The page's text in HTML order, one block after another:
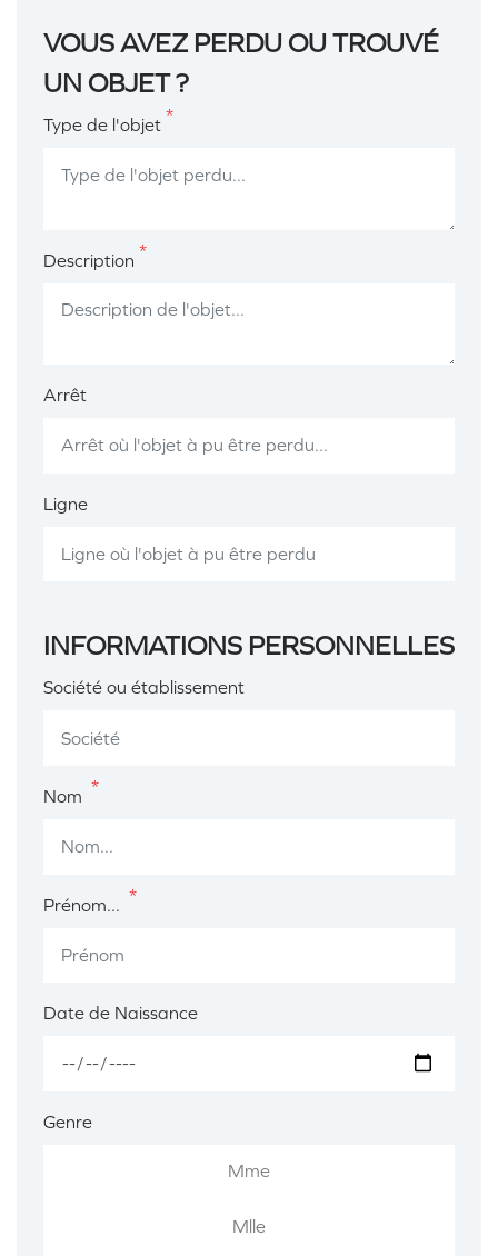
VOUS AVEZ PERDU OU TROUVÉ
UN OBJET ?
Type de l'objet *
Description *
Arrêt
Ligne
INFORMATIONS PERSONNELLES
Société ou établissement
Nom *
Prénom... *
Date de Naissance
Genre
Mme
Mlle